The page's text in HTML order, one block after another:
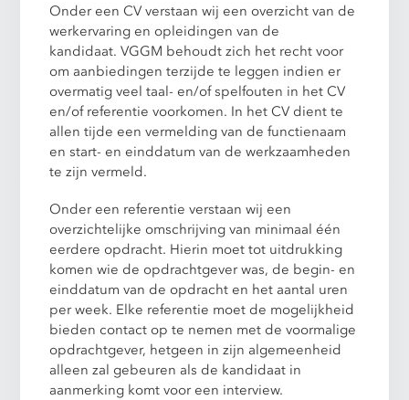
Onder een CV verstaan wij een overzicht van de
werkervaring en opleidingen van de
kandidaat. VGGM behoudt zich het recht voor
om aanbiedingen terzijde te leggen indien er
overmatig veel taal- en/of spelfouten in het CV
en/of referentie voorkomen. In het CV dient te
allen tijde een vermelding van de functienaam
en start- en einddatum van de werkzaamheden
te zijn vermeld.
Onder een referentie verstaan wij een
overzichtelijke omschrijving van minimaal één
eerdere opdracht. Hierin moet tot uitdrukking
komen wie de opdrachtgever was, de begin- en
einddatum van de opdracht en het aantal uren
per week. Elke referentie moet de mogelijkheid
bieden contact op te nemen met de voormalige
opdrachtgever, hetgeen in zijn algemeenheid
alleen zal gebeuren als de kandidaat in
aanmerking komt voor een interview.